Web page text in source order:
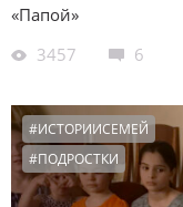
«Папой»
3457
6
#ИСТОРИИСЕМЕЙ
#ПОДРОСТКИ